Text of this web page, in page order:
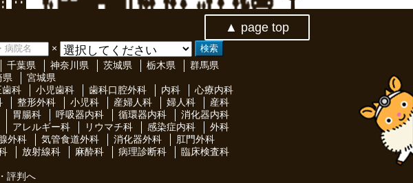
▲ page top
×
千葉県 神奈川県 茨城県 栃木県
群馬県
県
宮城県
科 小児歯科 歯科口腔外科 内科
心療内科
整形外科 小児科 産婦人科 婦人科
産科
胃腸科 呼吸器内科 循環器内科
消化器内科
アレルギー科 リウマチ科 感染症内科
外科
外科 気管食道外科 消化器外科
肛門外科
放射線科 麻酔科 病理診断科
臨床検査科
評判へ